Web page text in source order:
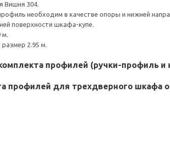
Вишня 304.
необходим в качестве опоры и нижней
поверхности шкафа-купе.
м.
2.95 м.
профилей (ручки-профиль
профилей для трехдверного шкафа